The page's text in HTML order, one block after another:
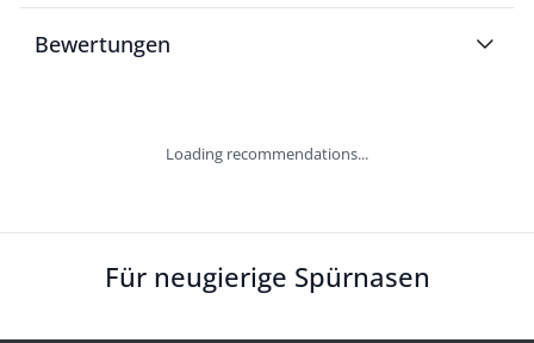
Bewertungen
Loading recommendations...
Für neugierige Spürnasen